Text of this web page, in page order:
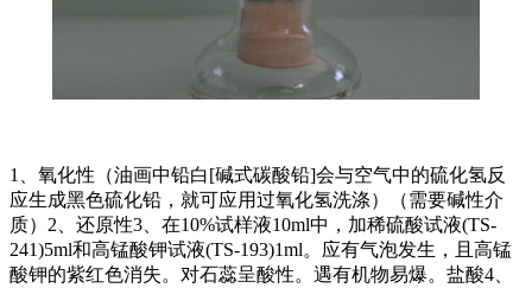
1、氧化性（油画中铅白[碱式碳酸铅]会与空气中的硫化氢反
应生成黑色硫化铅，就可应用过氧化氢洗涤）（需要碱性介
质）2、还原性3、在10%试样液10ml中，加稀硫酸试液(TS-
241)5ml和高锰酸钾试液(TS-193)1ml。应有气泡发生，且高锰
酸钾的紫红色消失。对石蕊呈酸性。遇有机物易爆。盐酸4、